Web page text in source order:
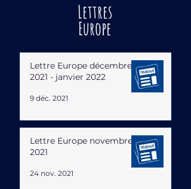
Lettres
Europe
Lettre Europe décembre
2021 - janvier 2022
9 déc. 2021
Lettre Europe novembre
2021
24 nov. 2021